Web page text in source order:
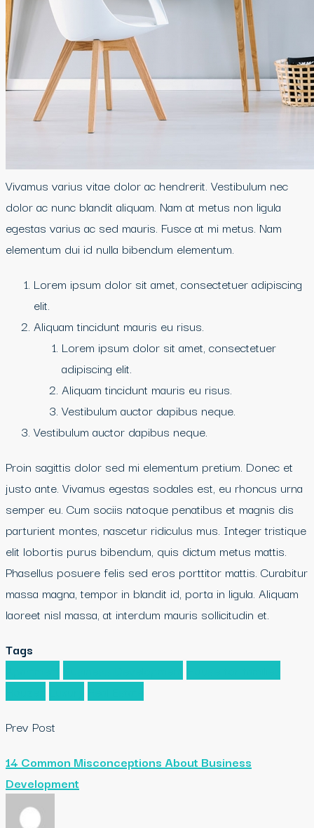
Vivamus varius vitae dolor ac hendrerit. Vestibulum nec
dolor ac nunc blandit aliquam. Nam at metus non ligula
egestas varius ac sed mauris. Fusce at mi metus. Nam
elementum dui id nulla bibendum elementum.
Lorem ipsum dolor sit amet, consectetuer adipiscing
elit.
Aliquam tincidunt mauris eu risus.
Lorem ipsum dolor sit amet, consectetuer
adipiscing elit.
Aliquam tincidunt mauris eu risus.
Vestibulum auctor dapibus neque.
Vestibulum auctor dapibus neque.
Proin sagittis dolor sed mi elementum pretium. Donec et
justo ante. Vivamus egestas sodales est, eu rhoncus urna
semper eu. Cum sociis natoque penatibus et magnis dis
parturient montes, nascetur ridiculus mus. Integer tristique
elit lobortis purus bibendum, quis dictum metus mattis.
Phasellus posuere felis sed eros porttitor mattis. Curabitur
massa magna, tempor in blandit id, porta in ligula. Aliquam
laoreet nisl massa, at interdum mauris sollicitudin et.
Tags
Prev Post
14 Common Misconceptions About Business
Development